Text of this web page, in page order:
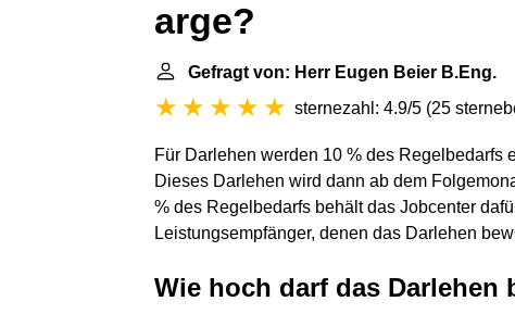
arge?
Gefragt von: Herr Eugen Beier B.Eng.
sternezahl: 4.9/5 (25
Für Darlehen werden 10 % des Regelbedarfs
Dieses Darlehen wird dann ab dem
% des Regelbedarfs behält das Jobcenter
Leistungsempfänger, denen das Darlehen
Wie hoch darf das Darlehen